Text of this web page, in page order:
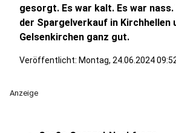
gesorgt. Es war kalt. Es war
der Spargelverkauf in Kirchhellen
Gelsenkirchen ganz gut.
Veröffentlicht: Montag, 24.06.2024
Anzeige